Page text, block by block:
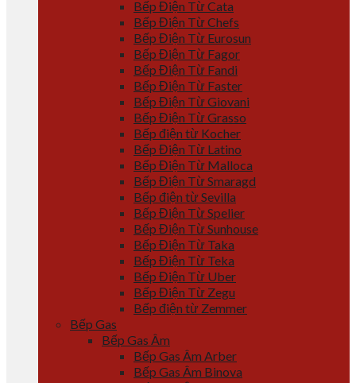
Bếp Điện Từ Cata
Bếp Điện Từ Chefs
Bếp Điện Từ Eurosun
Bếp Điện Từ Fagor
Bếp Điện Từ Fandi
Bếp Điện Từ Faster
Bếp Điện Từ Giovani
Bếp Điện Từ Grasso
Bếp điện từ Kocher
Bếp Điện Từ Latino
Bếp Điện Từ Malloca
Bếp Điện Từ Smaragd
Bếp điện từ Sevilla
Bếp Điện Từ Spelier
Bếp Điện Từ Sunhouse
Bếp Điện Từ Taka
Bếp Điện Từ Teka
Bếp Điện Từ Uber
Bếp Điện Từ Zegu
Bếp điện từ Zemmer
Bếp Gas
Bếp Gas Âm
Bếp Gas Âm Arber
Bếp Gas Âm Binova